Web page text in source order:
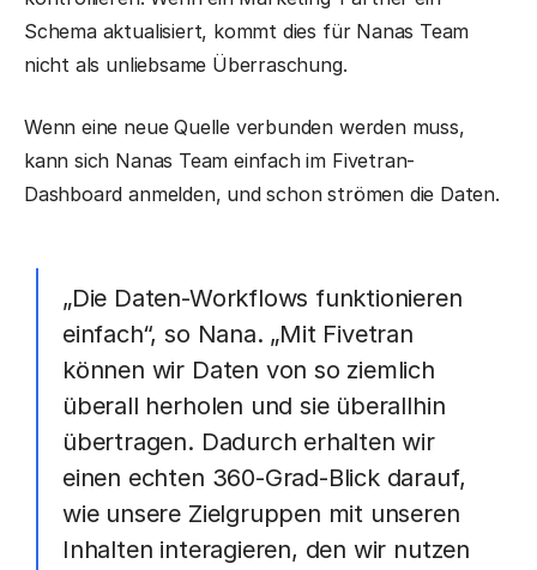
Schema aktualisiert, kommt dies für Nanas Team
nicht als unliebsame Überraschung.
Wenn eine neue Quelle verbunden werden muss,
kann sich Nanas Team einfach im Fivetran-
Dashboard anmelden, und schon strömen die Daten.
„Die Daten-Workflows funktionieren
einfach“, so Nana. „Mit Fivetran
können wir Daten von so ziemlich
überall herholen und sie überallhin
übertragen. Dadurch erhalten wir
einen echten 360-Grad-Blick darauf,
wie unsere Zielgruppen mit unseren
Inhalten interagieren, den wir nutzen